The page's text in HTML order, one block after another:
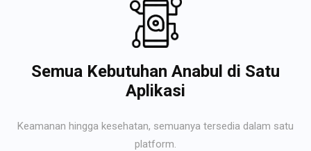
Semua Kebutuhan Anabul di Satu
Aplikasi
Keamanan hingga kesehatan, semuanya tersedia dalam satu
platform.